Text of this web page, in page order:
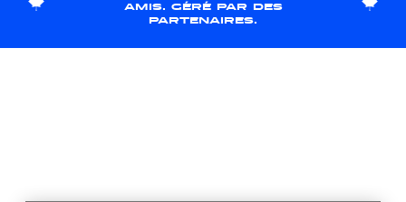
amis. géré par des
partenaires.